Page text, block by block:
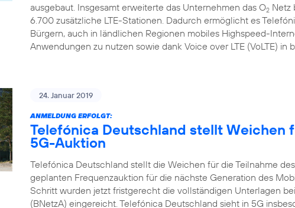
ausgebaut. Insgesamt erweiterte das Unternehmen das O2 Netz
6.700 zusätzliche LTE-Stationen. Dadurch ermöglicht es
Bürgern, auch in ländlichen Regionen mobiles Highspeed-
Anwendungen zu nutzen sowie dank Voice over LTE (VoLTE) in
24. Januar 2019
ANMELDUNG ERFOLGT:
Telefónica Deutschland stellt Weichen
5G-Auktion
Telefónica Deutschland stellt die Weichen für die Teilnahme
geplanten Frequenzauktion für die nächste Generation des
Schritt wurden jetzt fristgerecht die vollständigen Unterlagen
(BNetzA) eingereicht. Telefónica Deutschland sieht in 5G